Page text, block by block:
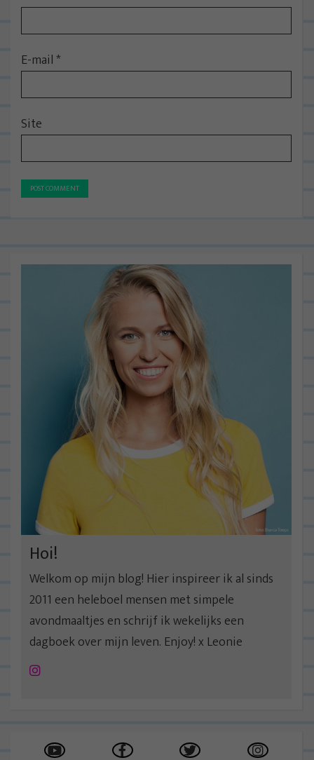
E-mail*
Site
Hoi!
Welkom op mijn blog! Hier inspireer ik al sinds
2011 een heleboel mensen met simpele
avondmaaltjes en schrijf ik wekelijks een
dagboek over mijn leven. Enjoy! x Leonie
Instagram